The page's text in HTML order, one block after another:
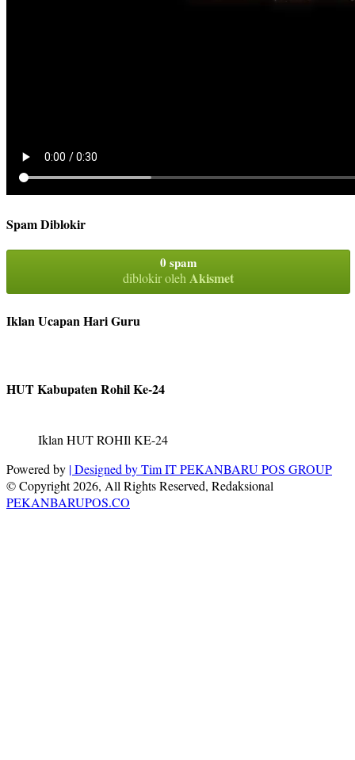
Spam Diblokir
0 spam
diblokir olehAkismet
Iklan Ucapan Hari Guru
HUT Kabupaten Rohil Ke-24
Iklan HUT ROHIl KE-24
Powered by | Designed byTim IT PEKANBARU POS GROUP
© Copyright 2026, All Rights Reserved, Redaksional
PEKANBARUPOS.CO